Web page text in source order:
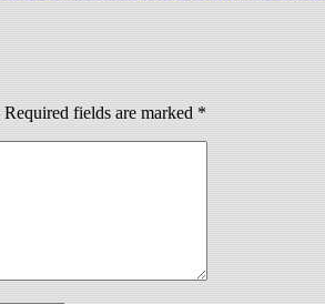
Required fields are marked *